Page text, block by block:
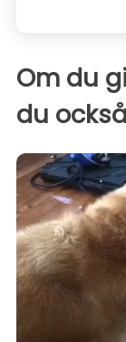
Om du
du